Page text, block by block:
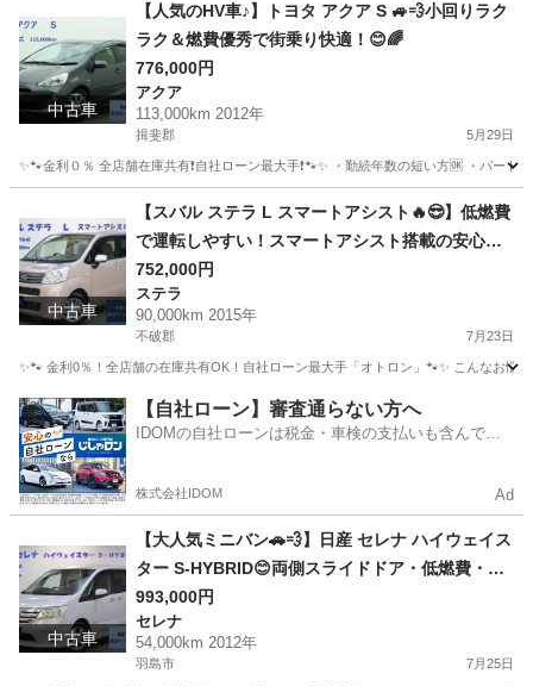
中古車
【人気のHV車♪】トヨタ アクア S 🚙💨小回りラク
ラク＆燃費優秀で街乗り快適！😊🌈
776,000円
アクア
113,000km 2012年
揖斐郡 5月29日
✨🐾金利０％ 全店舗在庫共有❗️自社ローン最大手❗️🐾✨ ・勤続年数の短い方🆗 ・パー
アクア オトロン
中古車
【スバル ステラ L スマートアシスト🔥😎】低燃費
で運転しやすい！スマートアシスト搭載の安心・
快適な軽自動車🚗💨
752,000円
ステラ
90,000km 2015年
不破郡 7月23日
✨🐾 金利0％！全店舗の在庫共有OK！自社ローン最大手「オトロン」🐾✨ こんなお
岐阜 不破郡 ステラ
【自社ローン】審査通らない方へ
IDOMの自社ローンは税金・車検の支払いも含んでい
株式会社IDOM Ad
中古車
【大人気ミニバン🚗💨】日産 セレナ ハイウェイス
ター S-HYBRID😊両側スライドドア・低燃費・フ
ァミリーにおすすめの一台☝️
993,000円
セレナ
54,000km 2012年
羽島市 7月25日